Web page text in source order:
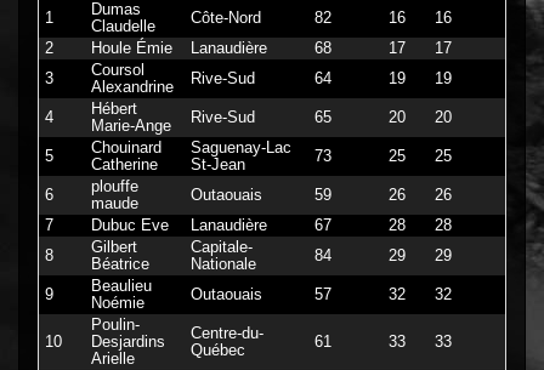
1
Dumas
Claudelle
Côte-Nord 82 16
16
2
Houle Émie Lanaudière 68 17
17
3
Coursol
Alexandrine
Rive-Sud 64 19 19
4
Hébert
Marie-Ange
Rive-Sud 65 20 20
5
Chouinard
Catherine
Saguenay-Lac
St-Jean
73 25 25
6
plouffe
maude
Outaouais 59 26
26
7
Dubuc Eve Lanaudière 67 28
28
8
Gilbert
Béatrice
Capitale-
Nationale
84 29 29
9
Beaulieu
Noémie
Outaouais 57 32 32
10
Poulin-
Desjardins
Arielle
Centre-du-
Québec
61 33 33